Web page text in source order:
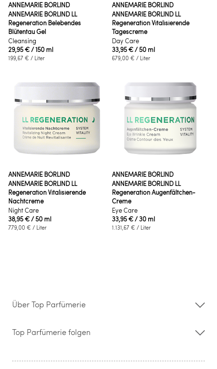
ANNEMARIE BÖRLIND
ANNEMARIE BÖRLIND LL
Regeneration Belebendes
Blütentau Gel
Cleansing
29,95 €/ 150 ml
199,67 € / Liter
ANNEMARIE BÖRLIND
ANNEMARIE BÖRLIND LL
Regeneration Vitalisierende
Tagescreme
Day Care
33,95 €/ 50 ml
679,00 € / Liter
ANNEMARIE BÖRLIND
ANNEMARIE BÖRLIND LL
Regeneration Vitalisierende
Nachtcreme
Night Care
38,95 €/ 50 ml
779,00 € / Liter
ANNEMARIE BÖRLIND
ANNEMARIE BÖRLIND LL
Regeneration Augenfältchen-
Creme
Eye Care
33,95 €/ 30 ml
1.131,67 € / Liter
Über Top Parfümerie
Storefinder
Kontakt
Top Parfümerie folgen